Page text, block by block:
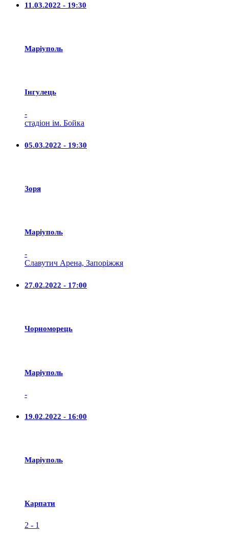
11.03.2022 - 19:30
Маріуполь
Iнгулець
-
стадіон ім. Бойка
05.03.2022 - 19:30
Зоря
Маріуполь
-
Славутич Арена, Запоріжжя
27.02.2022 - 17:00
Чорноморець
Маріуполь
-
19.02.2022 - 16:00
Маріуполь
Карпати
2 - 1